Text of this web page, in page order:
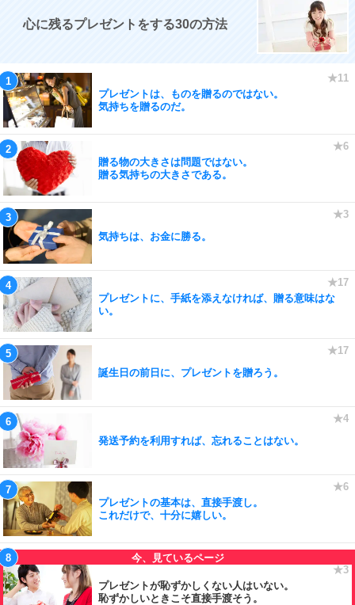
心に残るプレゼントをする30の方法
プレゼントは、ものを贈るのではない。
気持ちを贈るのだ。
贈る物の大きさは問題ではない。
贈る気持ちの大きさである。
気持ちは、お金に勝る。
プレゼントに、手紙を添えなければ、贈る意味はな
い。
誕生日の前日に、プレゼントを贈ろう。
発送予約を利用すれば、忘れることはない。
プレゼントの基本は、直接手渡し。
これだけで、十分に嬉しい。
プレゼントが恥ずかしくない人はいない。
恥ずかしいときこそ直接手渡そう。